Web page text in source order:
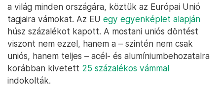
a világ minden országára, köztük az Európai Unió
tagjaira vámokat. Az EU egy egyenképlet alapján
húsz százalékot kapott. A mostani uniós döntést
viszont nem ezzel, hanem a – szintén nem csak
uniós, hanem teljes – acél- és alumíniumbehozatalra
korábban kivetett 25 százalékos vámmal
indokolták.